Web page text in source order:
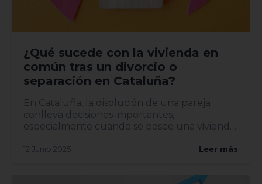
¿Qué sucede con la vivienda en
común tras un divorcio o
separación en Cataluña?
En Cataluña, la disolución de una pareja
conlleva decisiones importantes,
especialmente cuando se posee una vivienda
12 Junio 2025 Leer más